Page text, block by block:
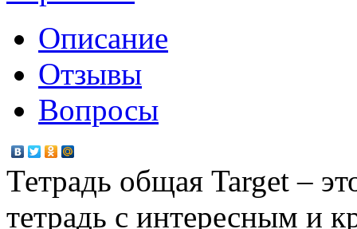
Описание
Отзывы
Вопросы
Тетрадь общая Target –
тетрадь с интересным и